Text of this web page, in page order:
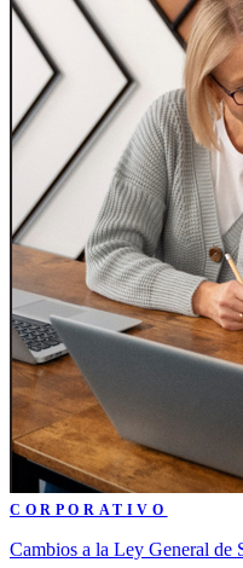
CORPORATIVO
Cambios a la Ley General de